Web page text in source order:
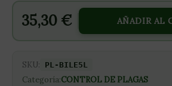
35,30 € AÑADIR AL
SKU: PL-BILE5L
Categoría:CONTROL DE PLAGAS